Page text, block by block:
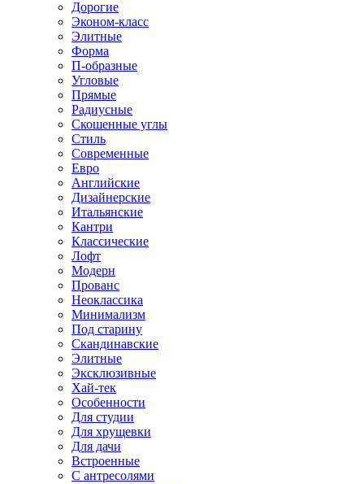
Дорогие
Эконом-класс
Элитные
Форма
П-образные
Угловые
Прямые
Радиусные
Скошенные углы
Стиль
Современные
Евро
Английские
Дизайнерские
Итальянские
Кантри
Классические
Лофт
Модерн
Прованс
Неоклассика
Минимализм
Под старину
Скандинавские
Элитные
Эксклюзивные
Хай-тек
Особенности
Для студии
Для хрущевки
Для дачи
Встроенные
С антресолями